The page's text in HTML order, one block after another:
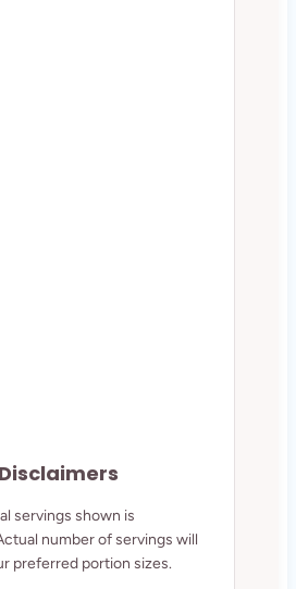
servings shown is
number of servings will
preferred portion sizes.